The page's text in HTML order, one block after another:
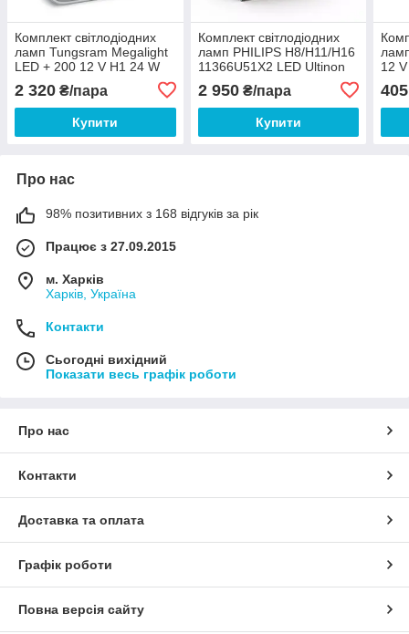
Комплект світлодіодних
ламп Tungsram Megalight
LED + 200 12 V H1 24 W
2 320 ₴/пара
Купити
Комплект світлодіодних
ламп PHILIPS H8/H11/H16
11366U51X2 LED Ultinon
Pro5100 +160% 12/24V в
ПТФ
2 950₴/пара
Купити
12
405
Про нас
98% позитивних з 168 відгуків за рік
Працює з 27.09.2015
м. Харків
Харків, Україна
Контакти
Сьогодні вихідний
Показати весь графік роботи
Про нас
Контакти
Доставка та оплата
Графік роботи
Повна версія сайту